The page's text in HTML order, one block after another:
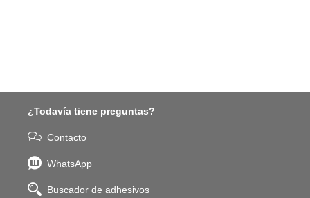
¿Todavía tiene preguntas?
Contacto
WhatsApp
Buscador de adhesivos